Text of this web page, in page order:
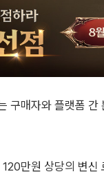
구매자와 플랫폼 간
만원 상당의 변신